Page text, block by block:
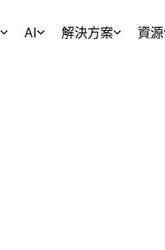
AI 解決方案 資源